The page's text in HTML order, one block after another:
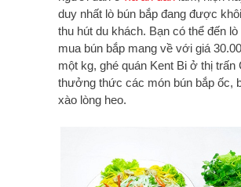
duy nhất lò bún bắp đang được
thu hút du khách. Bạn có thể đến
mua bún bắp mang về với giá
một kg, ghé quán Kent Bi ở thị trấn
thưởng thức các món bún bắp ốc,
xào lòng heo.